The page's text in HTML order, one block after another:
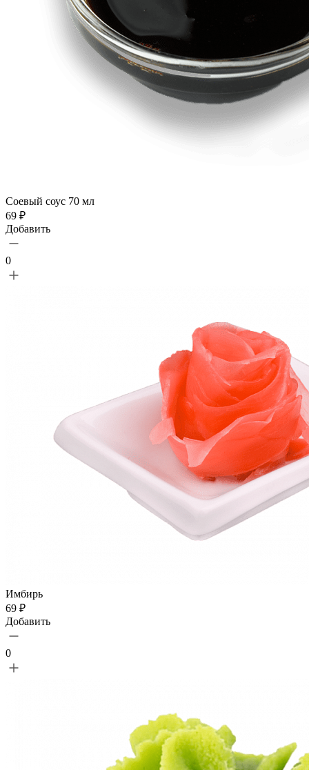
Соевый соус 70 мл
69 ₽
Добавить
0
Имбирь
69 ₽
Добавить
0